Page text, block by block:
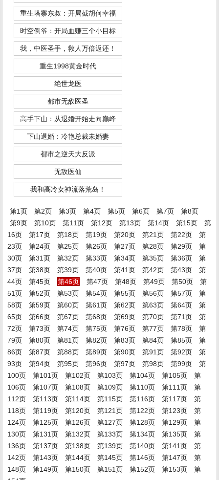
重生塔寨东叔：开局截胡何幸福
时空倒爷：开局血赚三个小目标
我，中医圣手，救人万倍返还！
重生1998黄金时代
绝世龙医
都市无敌医圣
高手下山：从退婚开始走向巅峰
下山退婚：冷艳总裁未婚妻
都市之逆天大反派
无敌医仙
我和高冷女神流落荒岛！
第1页 第2页 第3页 第4页 第5页 第6页 第7页
第8页
第9页
第10页 第11页 第12页 第13页 第14页 第15页
第
16页
第17页 第18页 第19页 第20页 第21页 第22页
第
23页
第24页 第25页 第26页 第27页 第28页 第29页
第
30页
第31页 第32页 第33页 第34页 第35页 第36页
第
37页
第38页 第39页 第40页 第41页 第42页 第43页
第
44页
第45页 第46页 第47页 第48页 第49页 第50页
第
51页
第52页 第53页 第54页 第55页 第56页 第57页
第
58页
第59页 第60页 第61页 第62页 第63页 第64页
第
65页
第66页 第67页 第68页 第69页 第70页 第71页
第
72页
第73页 第74页 第75页 第76页 第77页 第78页
第
79页
第80页 第81页 第82页 第83页 第84页 第85页
第
86页
第87页 第88页 第89页 第90页 第91页 第92页
第
93页
第94页 第95页 第96页 第97页 第98页 第99页
第
100页
第101页 第102页 第103页 第104页 第105页
第
106页
第107页 第108页 第109页 第110页 第111页
第
112页
第113页 第114页 第115页 第116页 第117页
第
118页
第119页 第120页 第121页 第122页 第123页
第
124页
第125页 第126页 第127页 第128页 第129页
第
130页
第131页 第132页 第133页 第134页 第135页
第
136页
第137页 第138页 第139页 第140页 第141页
第
142页
第143页 第144页 第145页 第146页 第147页
第
148页
第149页 第150页 第151页 第152页 第153页
第